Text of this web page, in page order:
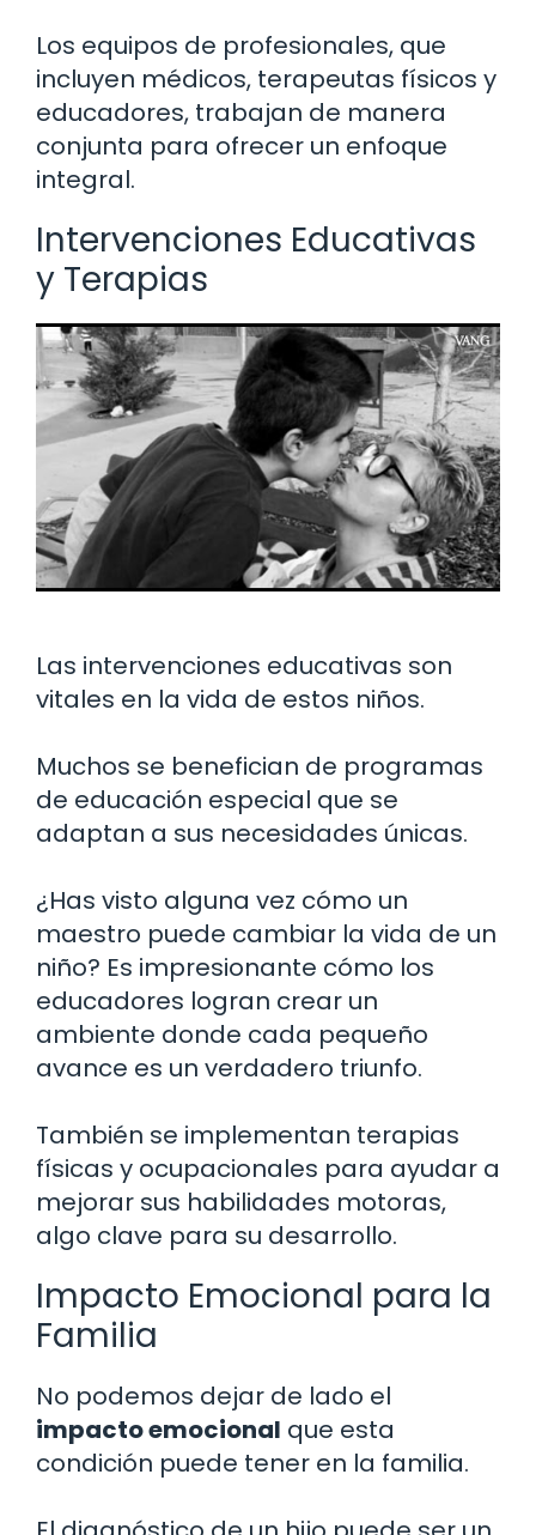
Los equipos de profesionales, que
incluyen médicos, terapeutas físicos y
educadores, trabajan de manera
conjunta para ofrecer un enfoque
integral.
Intervenciones Educativas
y Terapias
Las intervenciones educativas son
vitales en la vida de estos niños.
Muchos se benefician de programas
de educación especial que se
adaptan a sus necesidades únicas.
¿Has visto alguna vez cómo un
maestro puede cambiar la vida de un
niño? Es impresionante cómo los
educadores logran crear un
ambiente donde cada pequeño
avance es un verdadero triunfo.
También se implementan terapias
físicas y ocupacionales para ayudar a
mejorar sus habilidades motoras,
algo clave para su desarrollo.
Impacto Emocional para la
Familia
No podemos dejar de lado el
impacto emocional que esta
condición puede tener en la familia.